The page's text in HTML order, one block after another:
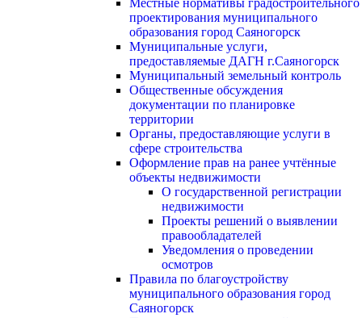
Местные нормативы градостроительного
проектирования муниципального
образования город Саяногорск
Муниципальные услуги,
предоставляемые ДАГН г.Саяногорск
Муниципальный земельный контроль
Общественные обсуждения
документации по планировке
территории
Органы, предоставляющие услуги в
сфере строительства
Оформление прав на ранее учтённые
объекты недвижимости
О государственной регистрации
недвижимости
Проекты решений о выявлении
правообладателей
Уведомления о проведении
осмотров
Правила по благоустройству
муниципального образования город
Саяногорск